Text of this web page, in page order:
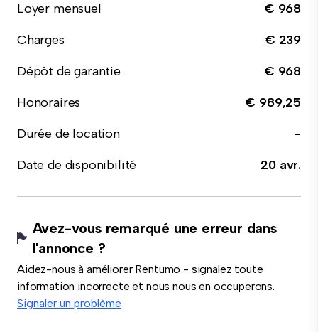
Loyer mensuel
€ 968
Charges
€ 239
Dépôt de garantie
€ 968
Honoraires
€ 989,25
Durée de location
-
Date de disponibilité
20 avr.
Avez-vous remarqué une erreur dans
l'annonce ?
Aidez-nous à améliorer Rentumo - signalez toute
information incorrecte et nous nous en occuperons.
Signaler un problème